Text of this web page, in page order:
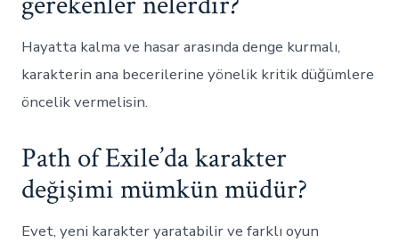
Hayatta kalma ve hasar arasında denge kurmalı,
karakterin ana becerilerine yönelik kritik düğümlere
öncelik vermelisin.
Path of Exile’da karakter
değişimi mümkün müdür?
Evet, yeni karakter yaratabilir ve farklı oyun